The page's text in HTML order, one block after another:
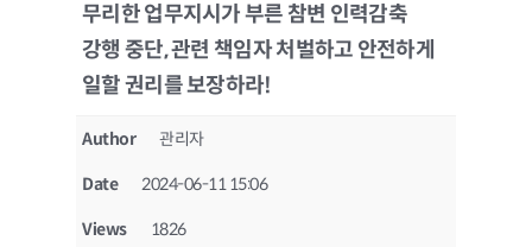
무리한 업무지시가 부른 참변 인력감축
강행 중단, 관련 책임자 처벌하고 안전하게
일할 권리를 보장하라!
Author 관리자
Date 2024-06-11 15:06
Views 1826